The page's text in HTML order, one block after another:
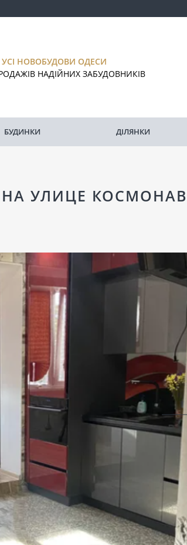
УСІ НОВОБУДОВИ ОДЕСИ
НАДІЙНИХ ЗАБУДОВНИКІВ
БУДИНКИ ДІЛЯНКИ
УЛИЦЕ